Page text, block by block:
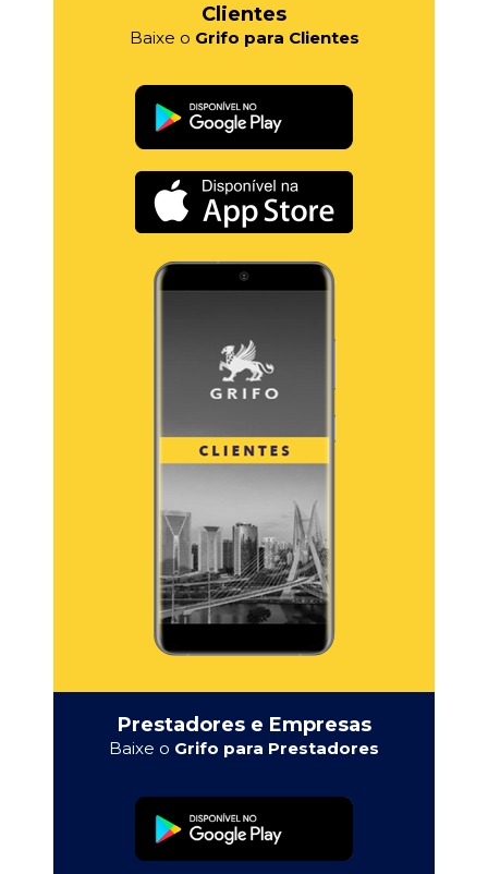
Clientes
Baixe o Grifo para Clientes
Prestadores e Empresas
Baixe o Grifo para Prestadores